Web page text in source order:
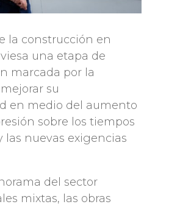
la construcción en
una etapa de
marcada por la
su
en medio del aumento
sobre los tiempos
las nuevas exigencias
del sector
mixtas, las obras